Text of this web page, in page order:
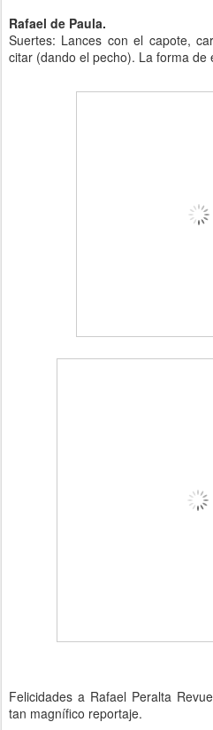
Rafael de Paula.
Suertes: Lances con el capote,
citar (dando el pecho). La forma de
Felicidades a Rafael Peralta
tan magnífico reportaje.